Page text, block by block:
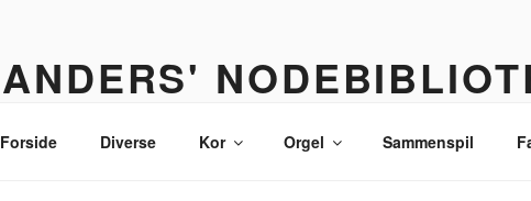
ANDERS'
Forside Diverse Kor Orgel Sammenspil